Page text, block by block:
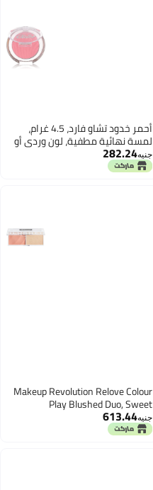
أحمر خدود تشاو فارد، 4.5 غرام،
لمسة نهائية مطفية، لون وردي أو
أحمر، باليت
جنيه282.24
Makeup Revolution Relove Colour
Play Blushed Duo, Sweet
جنيه613.44